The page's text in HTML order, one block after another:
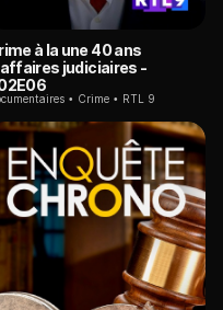
à la une 40 ans
judiciaires -
Crime RTL 9